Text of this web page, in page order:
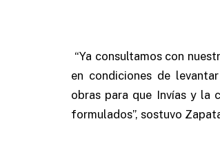
“Ya consultamos con
en condiciones de
obras para que Invías y la
formulados”, sostuvo